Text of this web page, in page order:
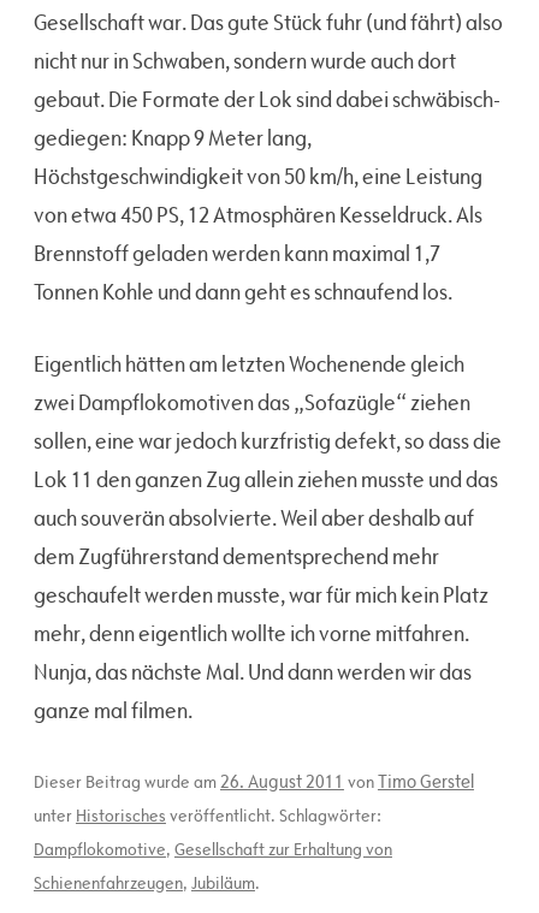
Gesellschaft war. Das gute Stück fuhr (und fährt) also
nicht nur in Schwaben, sondern wurde auch dort
gebaut. Die Formate der Lok sind dabei schwäbisch-
gediegen: Knapp 9 Meter lang,
Höchstgeschwindigkeit von 50 km/h, eine Leistung
von etwa 450 PS, 12 Atmosphären Kesseldruck. Als
Brennstoff geladen werden kann maximal 1,7
Tonnen Kohle und dann geht es schnaufend los.
Eigentlich hätten am letzten Wochenende gleich
zwei Dampflokomotiven das „Sofazügle“ ziehen
sollen, eine war jedoch kurzfristig defekt, so dass die
Lok 11 den ganzen Zug allein ziehen musste und das
auch souverän absolvierte. Weil aber deshalb auf
dem Zugführerstand dementsprechend mehr
geschaufelt werden musste, war für mich kein Platz
mehr, denn eigentlich wollte ich vorne mitfahren.
Nunja, das nächste Mal. Und dann werden wir das
ganze mal filmen.
Dieser Beitrag wurde am26. August 2011 vonTimo Gerstel
unter Historisches veröffentlicht. Schlagwörter:
Dampflokomotive, Gesellschaft zur Erhaltung von
Schienenfahrzeugen, Jubiläum.